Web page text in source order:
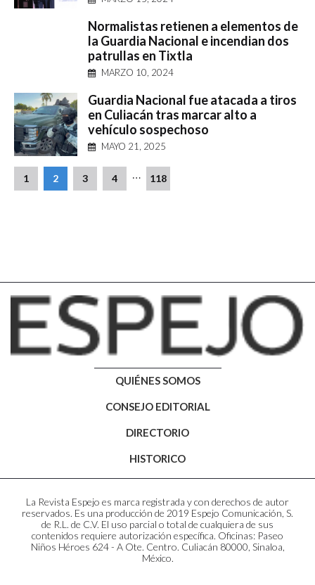
Normalistas retienen a elementos de
la Guardia Nacional e incendian dos
patrullas en Tixtla
MARZO 10, 2024
Guardia Nacional fue atacada a tiros
en Culiacán tras marcar alto a
vehículo sospechoso
MAYO 21, 2025
1 2 3 4 … 118
QUIÉNES SOMOS
CONSEJO EDITORIAL
DIRECTORIO
HISTORICO
La Revista Espejo es marca registrada y con derechos de autor
reservados. Es una producción de 2019 Espejo Comunicación, S.
de R.L. de C.V. El uso parcial o total de cualquiera de sus
contenidos requiere autorización específica. Oficinas: Paseo
Niños Héroes 624 - A Ote. Centro. Culiacán 80000, Sinaloa,
México.